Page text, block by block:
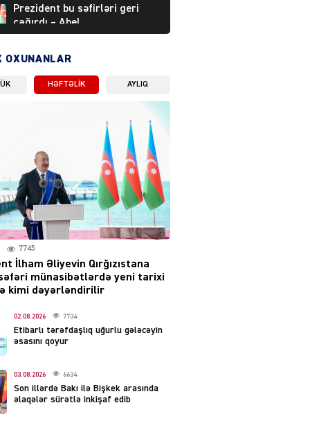
Prezident bu səfirləri geri
çağırdı – Abel
Məhərrəmovun oğlu da var
07.08.2026
5492
Rusiya-Ukrayna
münaqişəsinin həllində
irəliləyiş var – Tramp
07.08.2026 5503
Prezident 2 fərman
imzaladı
07.08.2026
“Tramp yolu”na HƏMLƏ –
REAKSİYA
OXUNANLAR
HƏFTƏLIK AYLIQ
7745
İlham Əliyevin Qırğızıstana
münasibətlərdə yeni tarixi
kimi dəyərləndirilir
02.08.2026 7734
Etibarlı tərəfdaşlıq uğurlu gələcəyin
əsasını qoyur
03.08.2026 6634
Son illərdə Bakı ilə Bişkek arasında
əlaqələr sürətlə inkişaf edib